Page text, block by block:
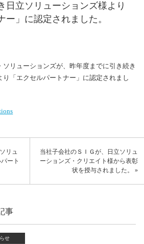
日立ソリューションズ様より
ー」に認定されました。
リューションズが、昨年度までに引き続き
り「エクセルパートナー」に認定されまし
当社子会社のＳＩＧが、日立ソリュ
ーションズ・クリエイト様から表彰
状を授与されました。 »
リュ
ート
事
せ